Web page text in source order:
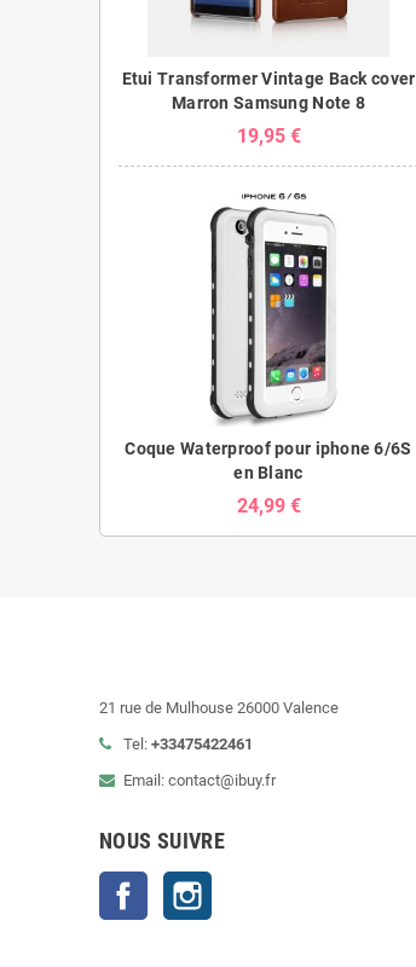
Etui Transformer Vintage Back cover
Marron Samsung Note 8
19,95 €
Coque Waterproof pour iphone 6/6S
en Blanc
24,99 €
21 rue de Mulhouse 26000 Valence
Tel: +33475422461
Email: contact@ibuy.fr
NOUS SUIVRE
Facebook